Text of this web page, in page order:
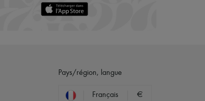
Pays/région, langue
Français €